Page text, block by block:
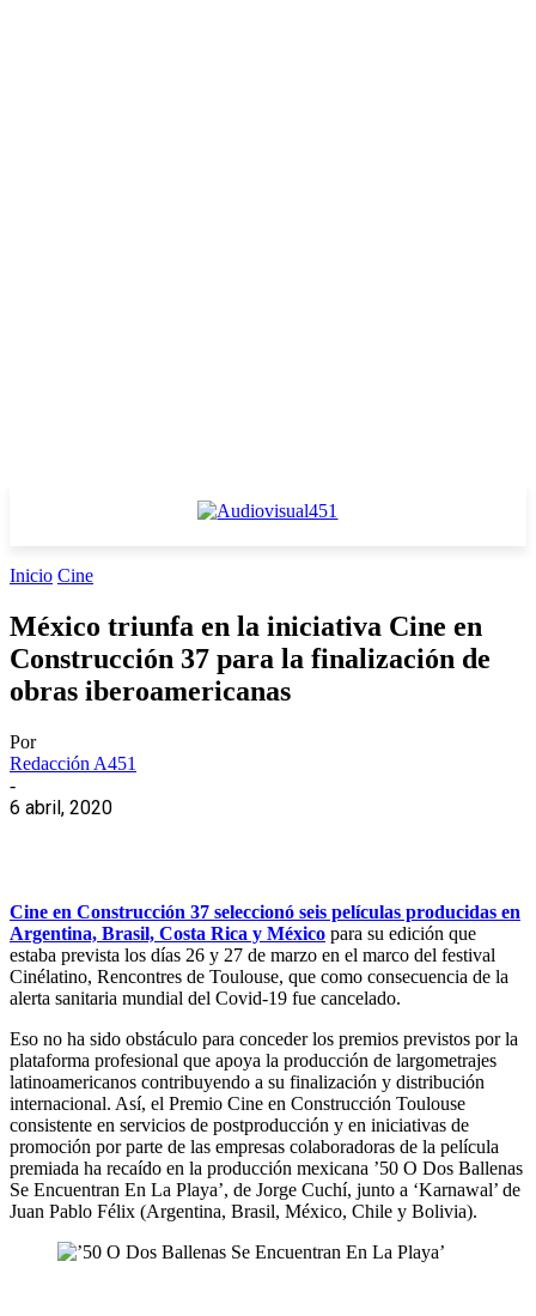
Inicio Cine
México triunfa en la iniciativa Cine en
Construcción 37 para la finalización de
obras iberoamericanas
Por
Redacción A451
-
6 abril, 2020
Cine en Construcción 37 seleccionó seis películas producidas en
Argentina, Brasil, Costa Rica y México para su edición que
estaba prevista los días 26 y 27 de marzo en el marco del festival
Cinélatino, Rencontres de Toulouse, que como consecuencia de la
alerta sanitaria mundial del Covid-19 fue cancelado.
Eso no ha sido obstáculo para conceder los premios previstos por la
plataforma profesional que apoya la producción de largometrajes
latinoamericanos contribuyendo a su finalización y distribución
internacional. Así, el Premio Cine en Construcción Toulouse
consistente en servicios de postproducción y en iniciativas de
promoción por parte de las empresas colaboradoras de la película
premiada ha recaído en la producción mexicana ’50 O Dos Ballenas
Se Encuentran En La Playa’, de Jorge Cuchí, junto a ‘Karnawal’ de
Juan Pablo Félix (Argentina, Brasil, México, Chile y Bolivia).